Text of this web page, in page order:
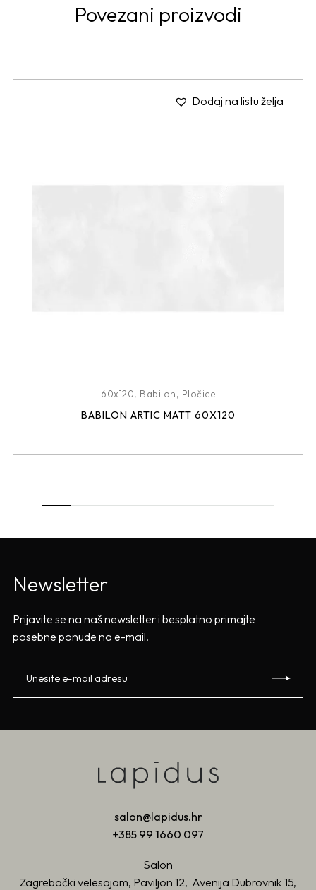
Povezani proizvodi
Dodaj na listu želja
60x120, Babilon, Pločice
BABILON ARTIC MATT 60X120
Newsletter
Prijavite se na naš newsletter i besplatno primajte
posebne ponude na e-mail.
salon@lapidus.hr
+385 99 1660 097
Salon
Zagrebački velesajam, Paviljon 12, Avenija Dubrovnik 15,